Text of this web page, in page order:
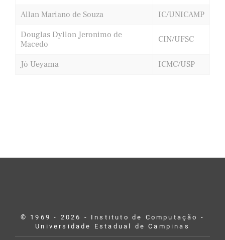
Allan Mariano de Souza
IC/UNICAMP
Douglas Dyllon Jeronimo de
Macedo
CIN/UFSC
Jó Ueyama ICMC/USP
© 1969 - 2026 - Instituto de Computação -
Universidade Estadual de Campinas